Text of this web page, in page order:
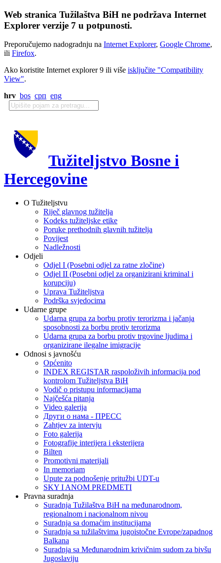
Web stranica Tužilaštva BiH ne podržava Internet
Explorer verzije 7 u potpunosti.
Preporučujemo nadogradnju na Internet Explorer, Google Chrome,
ili Firefox.
Ako koristite Internet explorer 9 ili više isključite "Compatibility
View".
hrv bos срп eng
Tužiteljstvo Bosne i
Hercegovine
O Tužiteljstvu
Riječ glavnog tužitelja
Kodeks tužiteljske etike
Poruke prethodnih glavnih tužitelja
Povijest
Nadležnosti
Odjeli
Odjel I (Posebni odjel za ratne zločine)
Odjel II (Posebni odjel za organizirani kriminal i
korupciju)
Uprava Tužiteljstva
Podrška svjedocima
Udarne grupe
Udarna grupa za borbu protiv terorizma i jačanja
sposobnosti za borbu protiv terorizma
Udarna grupa za borbu protiv trgovine ljudima i
organizirane ilegalne imigracije
Odnosi s javnošću
Općenito
INDEX REGISTAR raspoloživih informacija pod
kontrolom Tužiteljstva BiH
Vodič o pristupu informacijama
Najčešća pitanja
Video galerija
Други о нама - ПРЕСC
Zahtjev za intervju
Foto galerija
Fotografije interijera i eksterijera
Bilten
Promotivni materijali
In memoriam
Upute za podnošenje pritužbi UDT-u
SKY I ANOM PREDMETI
Pravna suradnja
Suradnja Tužilaštva BiH na međunarodnom,
regionalnom i nacionalnom nivou
Suradnja sa domaćim institucijama
Suradnja sa tužilaštvima jugoistočne Evrope/zapadnog
Balkana
Suradnja sa Međunarodnim krivičnim sudom za bivšu
Jugoslaviju